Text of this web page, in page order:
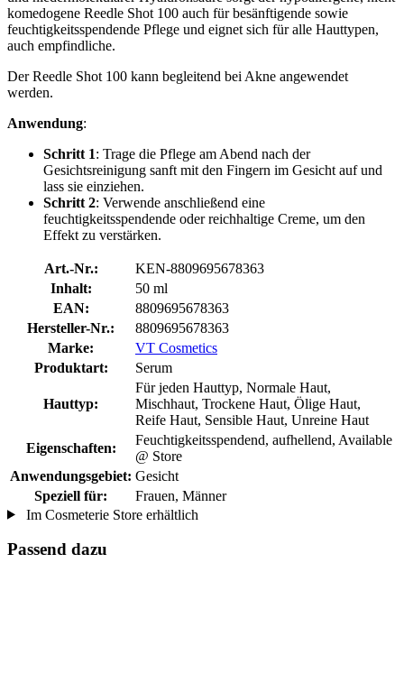
komedogene Reedle Shot 100 auch für besänftigende sowie
feuchtigkeitsspendende Pflege und eignet sich für alle Hauttypen,
auch empfindliche.
Der Reedle Shot 100 kann begleitend bei Akne angewendet
werden.
Anwendung:
Schritt 1: Trage die Pflege am Abend nach der
Gesichtsreinigung sanft mit den Fingern im Gesicht auf und
lass sie einziehen.
Schritt 2: Verwende anschließend eine
feuchtigkeitsspendende oder reichhaltige Creme, um den
Effekt zu verstärken.
Art.-Nr.:
KEN-8809695678363
Inhalt:
50 ml
EAN:
8809695678363
Hersteller-Nr.:
8809695678363
Marke:
VT Cosmetics
Produktart:
Serum
Hauttyp:
Für jeden Hauttyp, Normale Haut,
Mischhaut, Trockene Haut, Ölige Haut,
Reife Haut, Sensible Haut, Unreine Haut
Eigenschaften:
Feuchtigkeitsspendend, aufhellend, Available
@ Store
Anwendungsgebiet: Gesicht
Speziell für:
Frauen, Männer
Im Cosmeterie Store erhältlich
Passend dazu